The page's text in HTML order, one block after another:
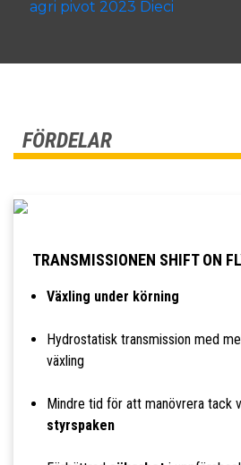
FÖRDELAR
TRANSMISSIONEN SHIFT ON
Växling under körning
Hydrostatisk transmission med
växling
Mindre tid för att manövrera tack
styrspaken